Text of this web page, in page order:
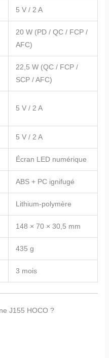
5 V / 2 A
20 W (PD / QC / FCP /
AFC)
22,5 W (QC / FCP /
SCP / AFC)
5 V / 2 A
5 V / 2 A
Écran LED numérique
ABS + PC ignifugé
Lithium-polymère
148 × 70 × 30,5 mm
435 g
3 mois
J155 HOCO ?